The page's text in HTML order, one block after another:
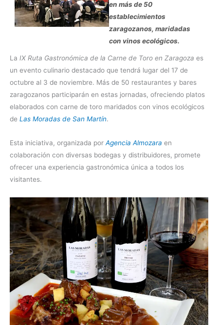
en más de 50
establecimientos
zaragozanos, maridadas
con vinos ecológicos.
La IX Ruta Gastronómica de la Carne de Toro en Zaragoza es
un evento culinario destacado que tendrá lugar del 17 de
octubre al 3 de noviembre. Más de 50 restaurantes y bares
zaragozanos participarán en estas jornadas, ofreciendo platos
elaborados con carne de toro maridados con vinos ecológicos
de Las Moradas de San Martín.
Esta iniciativa, organizada por Agencia Almozara en
colaboración con diversas bodegas y distribuidores, promete
ofrecer una experiencia gastronómica única a todos los
visitantes.